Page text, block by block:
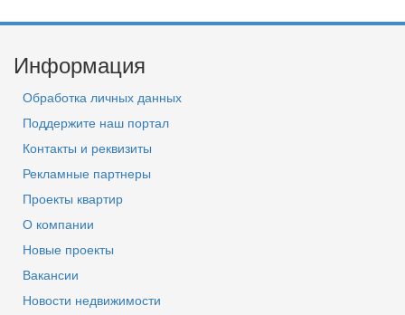
Информация
Обработка личных данных
Поддержите наш портал
Контакты и реквизиты
Рекламные партнеры
Проекты квартир
О компании
Новые проекты
Вакансии
Новости недвижимости